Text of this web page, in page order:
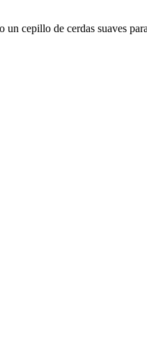
cepillo de cerdas suaves